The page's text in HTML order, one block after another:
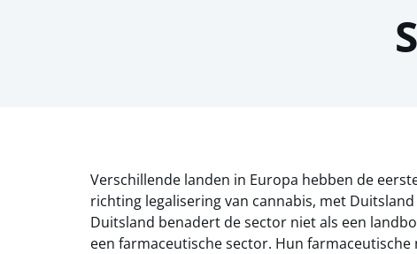
Verschillende landen in Europa hebben de
richting legalisering van cannabis, met
Duitsland benadert de sector niet als een
een farmaceutische sector. Hun